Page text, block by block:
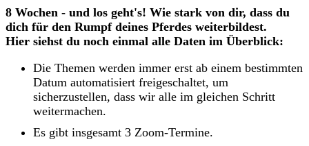
8 Wochen - und los geht's! Wie stark von dir, dass du
dich für den Rumpf deines Pferdes weiterbildest.
Hier siehst du noch einmal alle Daten im Überblick:
Die Themen werden immer erst ab einem bestimmten
Datum automatisiert freigeschaltet, um
sicherzustellen, dass wir alle im gleichen Schritt
weitermachen.
Es gibt insgesamt 3 Zoom-Termine.